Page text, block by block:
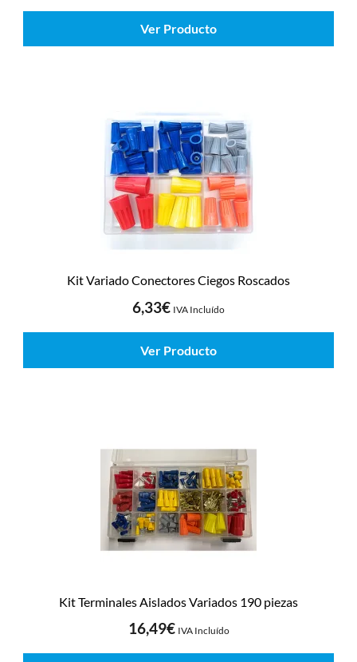
Ver Producto
Kit Variado Conectores Ciegos Roscados
6,33€ IVA Incluído
Ver Producto
Kit Terminales Aislados Variados 190 piezas
16,49€ IVA Incluído